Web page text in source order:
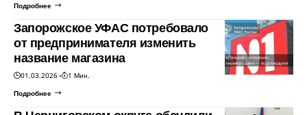
Подробнее
Запорожское УФАС потребовало
от предпринимателя изменить
название магазина
01.03.2026
1 Мин.
Подробнее